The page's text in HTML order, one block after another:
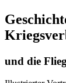
und die